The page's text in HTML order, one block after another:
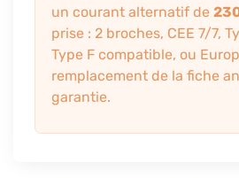
un courant alternatif de
prise : 2 broches, CEE 7/7,
Type F compatible, ou
remplacement de la fiche
garantie.